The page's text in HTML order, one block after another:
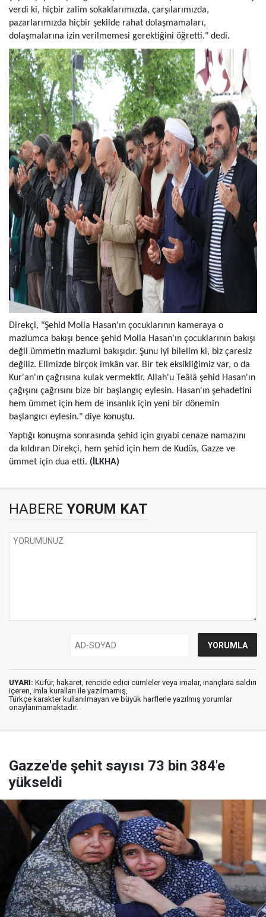
verdi ki, hiçbir zalim sokaklarımızda, çarşılarımızda,
pazarlarımızda hiçbir şekilde rahat dolaşmamaları,
dolaşmalarına izin verilmemesi gerektiğini öğretti." dedi.
Direkçi, "Şehid Molla Hasan'ın çocuklarının kameraya o
mazlumca bakışı bence şehid Molla Hasan'ın çocuklarının bakışı
değil ümmetin mazlumi bakışıdır. Şunu iyi bilelim ki, biz çaresiz
değiliz. Elimizde birçok imkân var. Bir tek eksikliğimiz var, o da
Kur'an'ın çağrısına kulak vermektir. Allah'u Teâlâ şehid Hasan'ın
çağışını çağrısını bize bir başlangıç eylesin. Hasan'ın şehadetini
hem ümmet için hem de insanlık için yeni bir dönemin
başlangıcı eylesin." diye konuştu.
Yaptığı konuşma sonrasında şehid için gıyabi cenaze namazını
da kıldıran Direkçi, hem şehid için hem de Kudüs, Gazze ve
ümmet için dua etti. (İLKHA)
HABERE YORUM KAT
UYARI: Küfür, hakaret, rencide edici cümleler veya imalar, inançlara saldırı
içeren, imla kuralları ile yazılmamış,
Türkçe karakter kullanılmayan ve büyük harflerle yazılmış yorumlar
onaylanmamaktadır.
Gazze'de şehit sayısı 73 bin 384'e
yükseldi